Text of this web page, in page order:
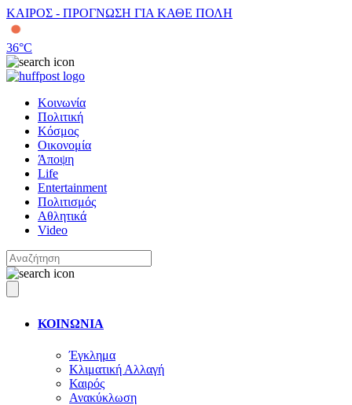
ΚΑΙΡΟΣ - ΠΡΟΓΝΩΣΗ ΓΙΑ ΚΑΘΕ ΠΟΛΗ
36°C
Κοινωνία
Πολιτική
Κόσμος
Οικονομία
Άποψη
Life
Entertainment
Πολιτισμός
Αθλητικά
Video
ΚΟΙΝΩΝΙΑ
Έγκλημα
Κλιματική Αλλαγή
Καιρός
Ανακύκλωση